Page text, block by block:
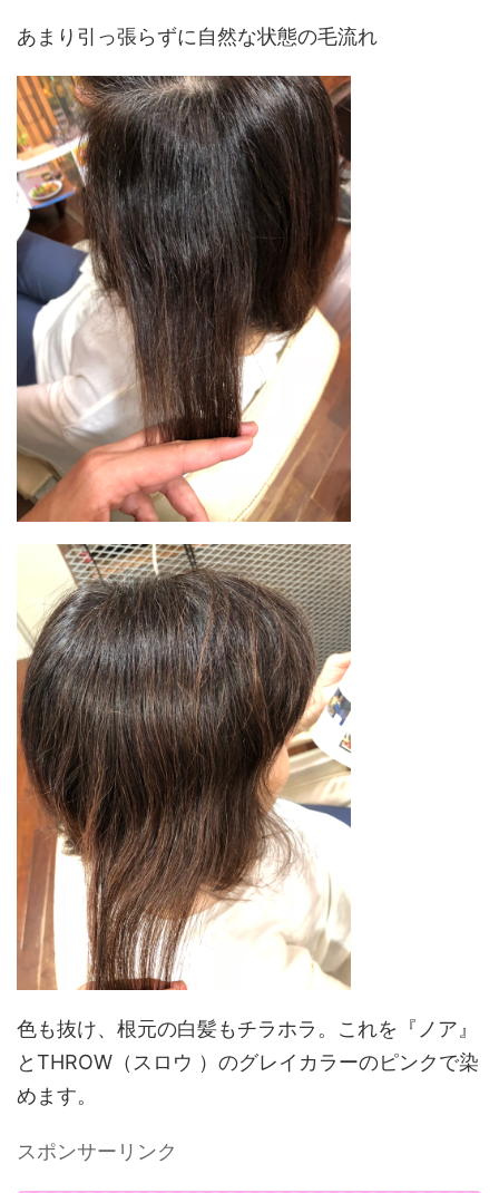
あまり引っ張らずに自然な状態の毛流れ
色も抜け、根元の白髪もチラホラ。これを『ノア』
とTHROW（スロウ ）のグレイカラーのピンクで染
めます。
スポンサーリンク